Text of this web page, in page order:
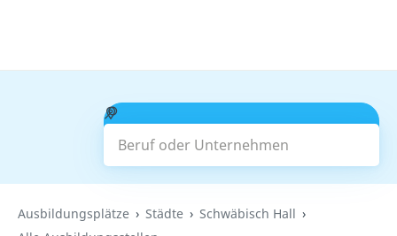
Beruf oder Unternehmen
Suchen
Ausbildungsplätze Städte
Schwäbisch Hall